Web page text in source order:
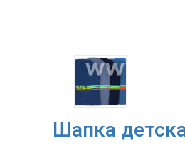
Шапка